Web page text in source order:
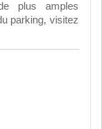
plus amples
parking, visitez